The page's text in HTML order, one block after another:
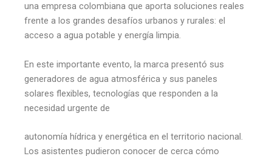
una empresa colombiana que aporta soluciones reales
frente a los grandes desafíos urbanos y rurales: el
acceso a agua potable y energía limpia.
En este importante evento, la marca presentó sus
generadores de agua atmosférica y sus paneles
solares flexibles, tecnologías que responden a la
necesidad urgente de
autonomía hídrica y energética en el territorio nacional.
Los asistentes pudieron conocer de cerca cómo